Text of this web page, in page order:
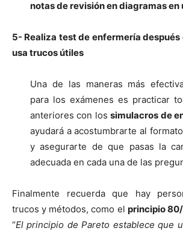
notas de revisión en diagramas en
5- Realiza test de enfermería
usa trucos útiles
Una de las maneras más
para los exámenes es practicar
anteriores con lossimulacros de
ayudará a acostumbrarte al
y asegurarte de que pasas la
adecuada en cada una de las
Finalmente recuerda que hay
trucos y métodos, como el principio
“El principio de Pareto establece que